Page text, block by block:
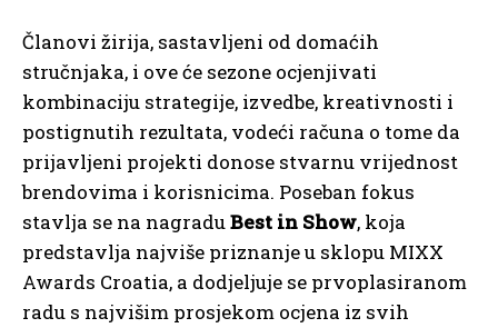
Članovi žirija, sastavljeni od domaćih
stručnjaka, i ove će sezone ocjenjivati
kombinaciju strategije, izvedbe, kreativnosti i
postignutih rezultata, vodeći računa o tome da
prijavljeni projekti donose stvarnu vrijednost
brendovima i korisnicima. Poseban fokus
stavlja se na nagraduBest in Show, koja
predstavlja najviše priznanje u sklopu MIXX
Awards Croatia, a dodjeljuje se prvoplasiranom
radu s najvišim prosjekom ocjena iz svih